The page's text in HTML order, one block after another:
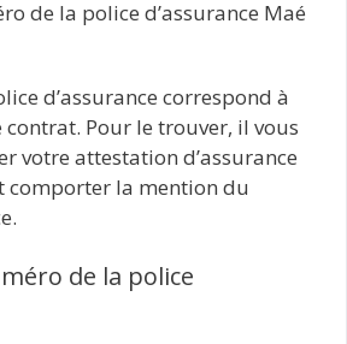
de la police d’assurance Maé
d’assurance correspond à
Pour le trouver, il vous
votre attestation d’assurance
comporter la mention du
de la police